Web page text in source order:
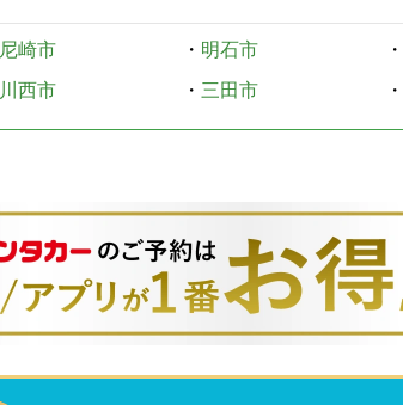
尼崎市 ・ 明石市 ・
川西市 ・ 三田市 ・